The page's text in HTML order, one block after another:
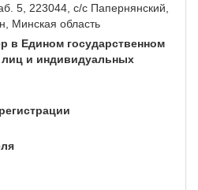
5, 223044, с/с Папернянский,
Минская область
в Едином государственном
лиц и индивидуальных